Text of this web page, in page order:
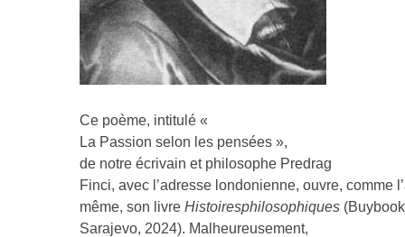
Ce poème, intitulé «
La Passion selon les pensées »,
de notre écrivain et philosophe Predrag
Finci, avec l’adresse londonienne, ouvre, comme
même, son livre Histoiresphilosophiques
Sarajevo, 2024). Malheureusement,